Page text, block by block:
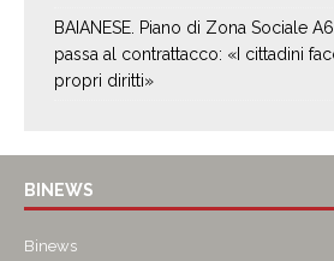
BAIANESE. Piano di Zona Sociale
passa al contrattacco: «I cittadini
propri diritti»
BINEWS
Binews